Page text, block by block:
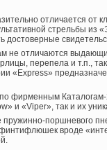
отличается от
стрельбы из
достоверные
не отличаются
перепела и т.п.,
«Express»
фирменным
и «Viper», так и их
пружинно-поршневого
вроде